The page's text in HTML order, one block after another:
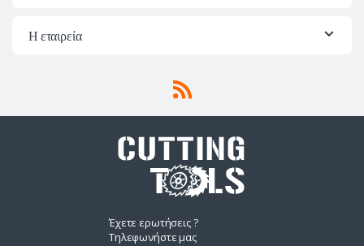
Η εταιρεία
Έχετε ερωτήσεις ?
Τηλεφωνήστε μας